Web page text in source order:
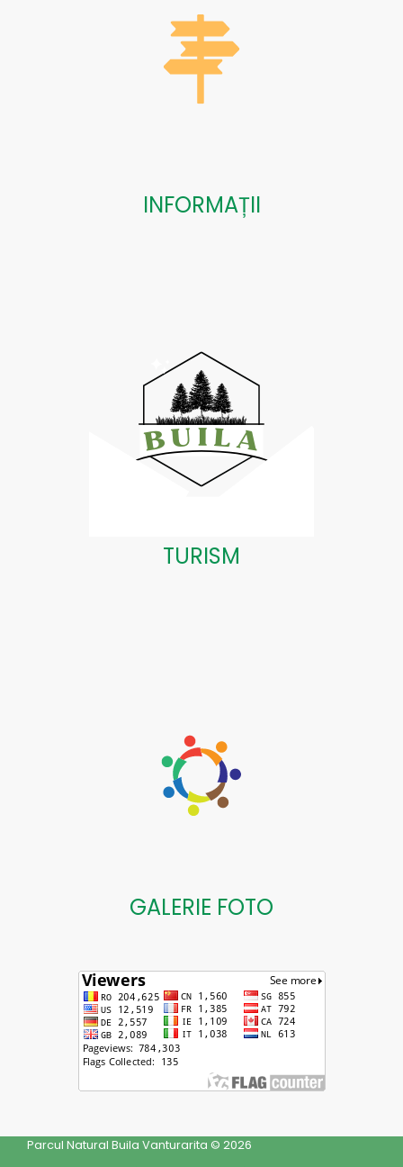
INFORMAȚII
TURISM
GALERIE FOTO
Parcul Natural Buila Vanturarita © 2026